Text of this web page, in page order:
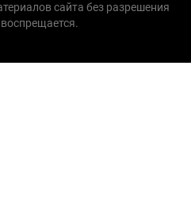
сайта без разрешения